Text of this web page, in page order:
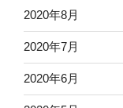
2020年8月
2020年7月
2020年6月